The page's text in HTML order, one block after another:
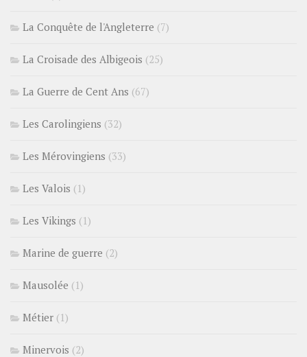
La Conquête de l'Angleterre (7)
La Croisade des Albigeois (25)
La Guerre de Cent Ans (67)
Les Carolingiens (32)
Les Mérovingiens (33)
Les Valois (1)
Les Vikings (1)
Marine de guerre (2)
Mausolée (1)
Métier (1)
Minervois (2)